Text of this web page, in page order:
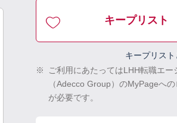
キープリスト
キープリスト
※
ご利用にあたってはLHH転職エー
（Adecco Group）のMyPageへ
が必要です。